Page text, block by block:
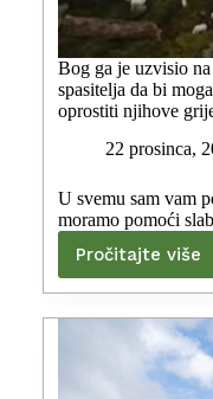
Bog ga je uzvisio
spasitelja da bi
oprostiti njihove
22 prosinca,
U svemu sam vam
moramo pomoći
Pročitajte više